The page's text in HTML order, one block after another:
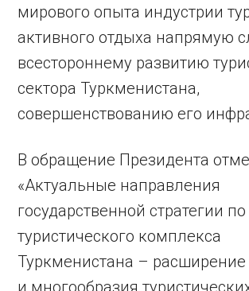
мирового опыта индустрии
активного отдыха напрямую
всестороннему развитию
сектора Туркменистана,
совершенствованию его
В обращение Президента
«Актуальные направления
государственной стратегии
туристического комплекса
Туркменистана – расширение